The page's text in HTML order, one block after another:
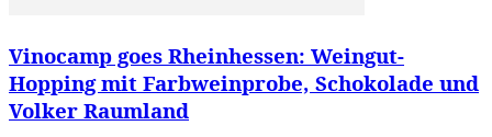
Vinocamp goes Rheinhessen: Weingut-
Hopping mit Farbweinprobe, Schokolade und
Volker Raumland